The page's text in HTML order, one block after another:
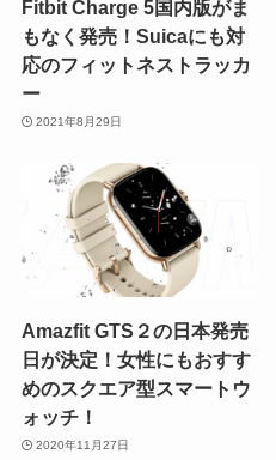
Fitbit Charge 5国内版がま
もなく発売！Suicaにも対
応のフィットネストラッカ
ー
2021年8月29日
Amazfit GTS２の日本発売
日が決定！女性にもおすす
めのスクエア型スマートウ
ォッチ！
2020年11月27日